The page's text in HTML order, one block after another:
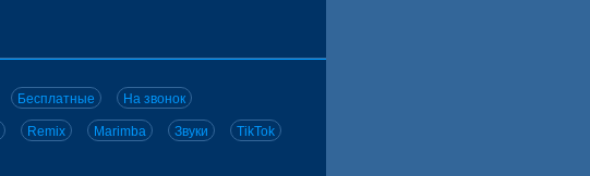
Бесплатные На звонок
Remix Marimba Звуки TikTok